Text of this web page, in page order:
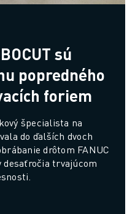
sú
popredného
foriem
špecialista na
do ďalších dvoch
drôtom FANUC
desaťročia trvajúcom